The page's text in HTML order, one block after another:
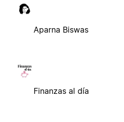
Aparna Biswas
Finanzas al día